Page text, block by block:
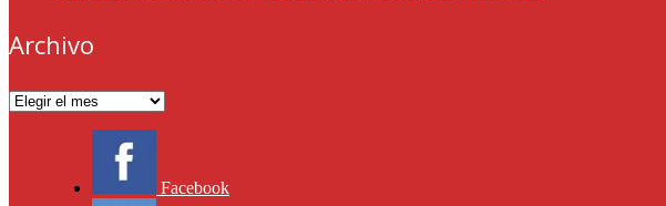
Archivo
Archivo
Facebook